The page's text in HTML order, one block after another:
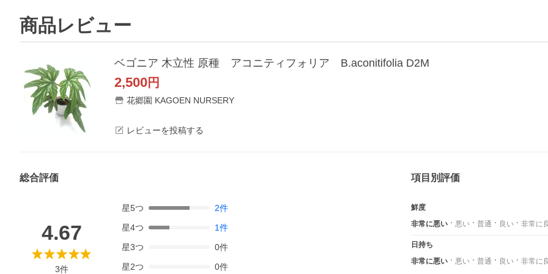
商品レビュー
ベゴニア 木立性 原種 アコニティフォリア B.aconitifolia D2M
2,500円
花郷園 KAGOEN NURSERY
レビューを投稿する
総合評価
4.67
3件
星5つ 2件
星4つ 1件
星3つ 0件
星2つ 0件
項目別評価
鮮度
非常に悪い
悪い 普通 良い 非常に
日持ち
非常に悪い
悪い 普通 良い 非常に